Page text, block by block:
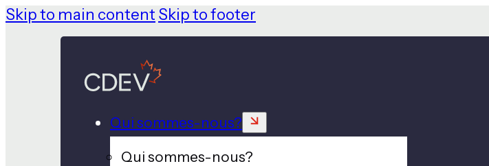
Skip to main content Skip to footer
Qui sommes-nous?
Qui sommes-nous?